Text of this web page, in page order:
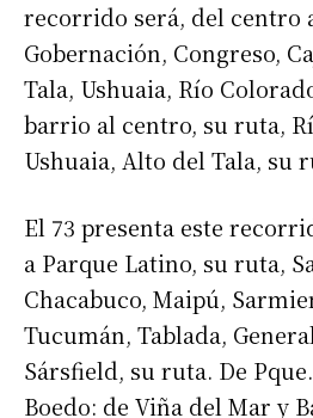
recorrido será, del centro
Gobernación, Congreso,
Tala, Ushuaia, Río
barrio al centro, su ruta,
Ushuaia, Alto del Tala, su
El 73 presenta este
a Parque Latino, su ruta,
Chacabuco, Maipú,
Tucumán, Tablada,
Sársfield, su ruta. De
Boedo: de Viña del Mar y